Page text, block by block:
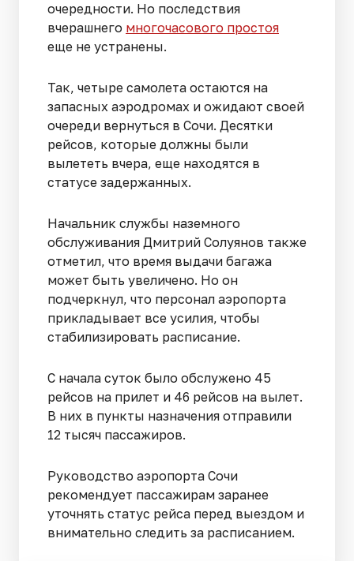
очередности. Но последствия
вчерашнего многочасового простоя
еще не устранены.
Так, четыре самолета остаются на
запасных аэродромах и ожидают своей
очереди вернуться в Сочи. Десятки
рейсов, которые должны были
вылететь вчера, еще находятся в
статусе задержанных.
Начальник службы наземного
обслуживания Дмитрий Солуянов также
отметил, что время выдачи багажа
может быть увеличено. Но он
подчеркнул, что персонал аэропорта
прикладывает все усилия, чтобы
стабилизировать расписание.
С начала суток было обслужено 45
рейсов на прилет и 46 рейсов на вылет.
В них в пункты назначения отправили
12 тысяч пассажиров.
Руководство аэропорта Сочи
рекомендует пассажирам заранее
уточнять статус рейса перед выездом и
внимательно следить за расписанием.